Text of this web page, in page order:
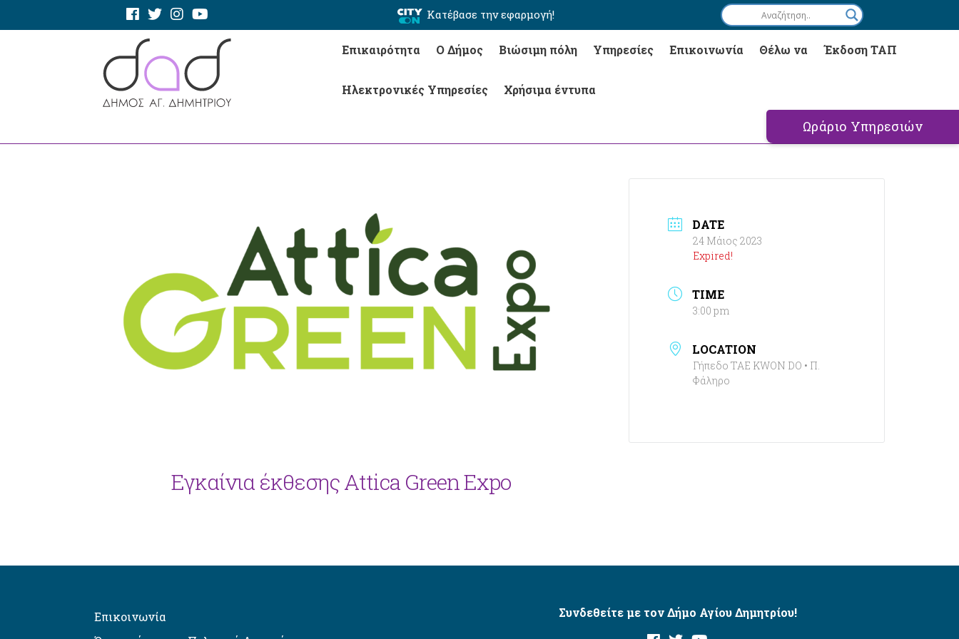
Κατέβασε την εφαρμογή!
Επικαιρότητα Ο Δήμος Βιώσιμη πόλη Υπηρεσίες Επικοινωνία Θέλω να Έκδοση ΤΑΠ
Ηλεκτρονικές Υπηρεσίες Χρήσιμα έντυπα
Ωράριο Υπηρεσιών
Εγκαίνια έκθεσης Αttica Green Expo
DATE
24 Μάιος 2023
Expired!
TIME
3:00 pm
LOCATION
Γήπεδο TAE KWON DO • Π.
Φάληρο
Επικοινωνία
Συνδεθείτε με τον Δήμο Αγίου Δημητρίου!